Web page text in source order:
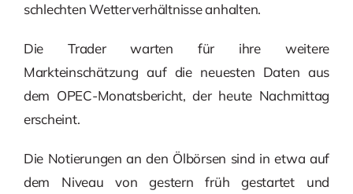
schlechten Wetterverhältnisse anhalten.
Die Trader warten für ihre weitere
Markteinschätzung auf die neuesten Daten aus
dem OPEC-Monatsbericht, der heute Nachmittag
erscheint.
Die Notierungen an den Ölbörsen sind in etwa auf
dem Niveau von gestern früh gestartet und